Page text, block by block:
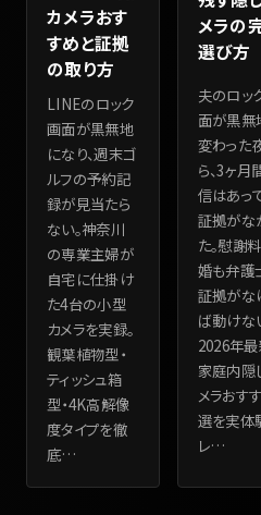
カメラおす
すめと証拠
の取り方
LINEのロック
画面が黒無地
になり、週末ゴ
ルフの予約記
録が見当たら
ない。神奈川
の専業主婦が
自宅に仕掛け
た4台の小型
カメラを実録。
観葉植物型・
ティッシュ箱
型・4K高解像
度タイプを徹
底…
メラの
選び方
夫のロッ
面が黒無
変わった
ら、3ヶ月
信はあっ
証拠がな
た。慰謝
婚も弁護
証拠がな
ば動けな
2026年
家庭内隠
メラおす
選を実体
レ…